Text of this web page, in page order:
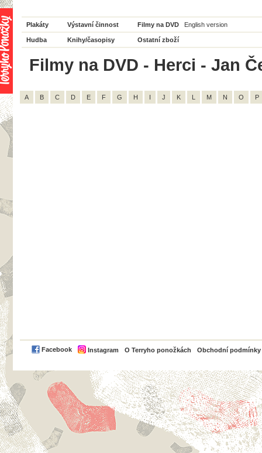
Plakáty Výstavní činnost Filmy na DVD English version
Hudba Knihy/časopisy Ostatní zboží
Filmy na DVD - Herci - Jan
A B C D E F G H I J K L M N O P
Facebook Instagram O Terryho ponožkách Obchodní podmínky
PayPal